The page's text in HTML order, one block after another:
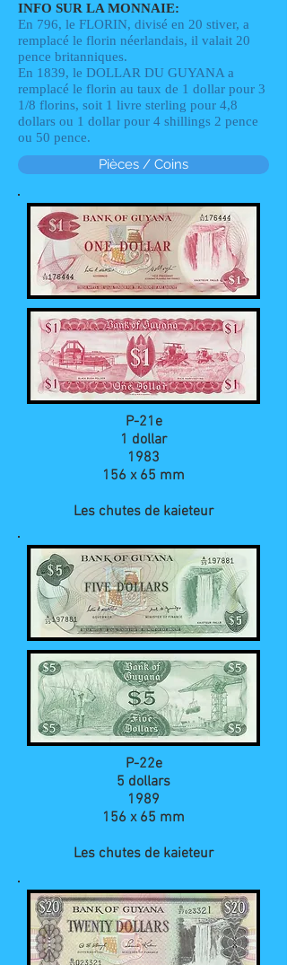
INFO SUR LA MONNAIE:
En 796, le FLORIN, divisé en 20 stiver, a
remplacé le florin néerlandais, il valait 20
pence britanniques.
En 1839, le DOLLAR DU GUYANA a
remplacé le florin au taux de 1 dollar pour 3
1/8 florins, soit 1 livre sterling pour 4,8
dollars ou 1 dollar pour 4 shillings 2 pence
ou 50 pence.
Pièces / Coins
P-21e
1 dollar
1983
156 x 65 mm
Les chutes de kaieteur
P-22e
5 dollars
1989
156 x 65 mm
Les chutes de kaieteur